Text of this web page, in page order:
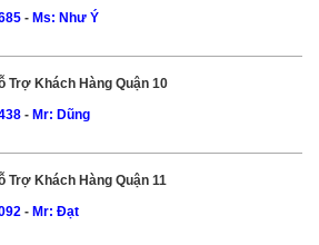
- Ms: Như Ý
Trợ Khách Hàng Quận 10
- Mr: Dũng
Trợ Khách Hàng Quận 11
- Mr: Đạt